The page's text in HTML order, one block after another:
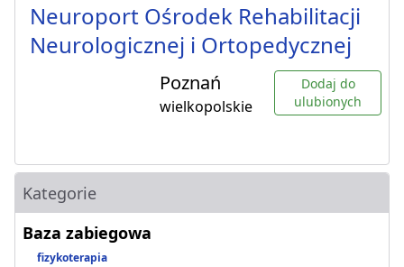
Neuroport Ośrodek Rehabilitacji
Neurologicznej i Ortopedycznej
Poznań
wielkopolskie
Dodaj do
ulubionych
Kategorie
Baza zabiegowa
fizykoterapia